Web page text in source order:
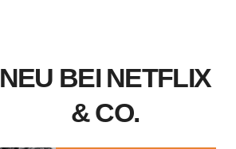
NEU BEI NETFLIX
& CO.